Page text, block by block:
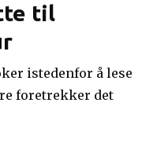
til
istedenfor å lese
foretrekker det